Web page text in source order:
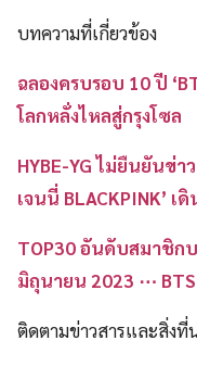
บทความที่เกี่ยวข้อง
ฉลองครบรอบ 10 ปี
โลกหลั่งไหลสู่กรุงโซล
HYBE-YG ไม่ยืนยันข่า
เจนนี่ BLACKPINK’
TOP30 อันดับสมาชิก
มิถุนายน 2023 ⋯
ติดตามข่าวสารและสิ่งที่